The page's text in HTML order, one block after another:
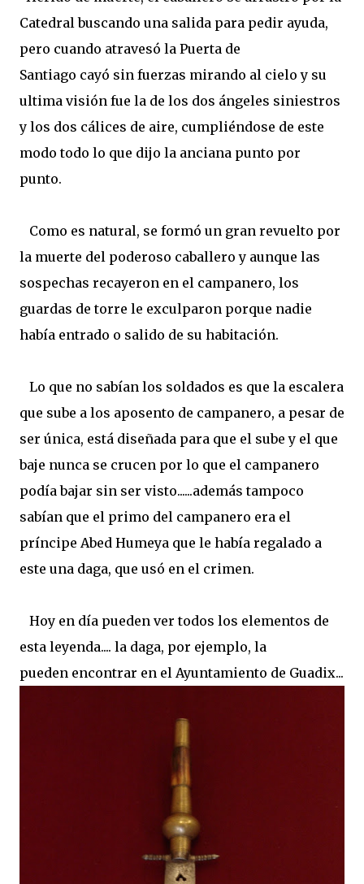
Catedral buscando una salida para pedir ayuda,
pero cuando atravesó la Puerta de
Santiago cayó sin fuerzas mirando al cielo y su
ultima visión fue la de los dos ángeles siniestros
y los dos cálices de aire, cumpliéndose de este
modo todo lo que dijo la anciana punto por
punto.
Como es natural, se formó un gran revuelto por
la muerte del poderoso caballero y aunque las
sospechas recayeron en el campanero, los
guardas de torre le exculparon porque nadie
había entrado o salido de su habitación.
Lo que no sabían los soldados es que la escalera
que sube a los aposento de campanero, a pesar de
ser única, está diseñada para que el sube y el que
baje nunca se crucen por lo que el campanero
podía bajar sin ser visto......además tampoco
sabían que el primo del campanero era el
príncipe Abed Humeya que le había regalado a
este una daga, que usó en el crimen.
Hoy en día pueden ver todos los elementos de
esta leyenda.... la daga, por ejemplo, la
pueden encontrar en el Ayuntamiento de Guadix...